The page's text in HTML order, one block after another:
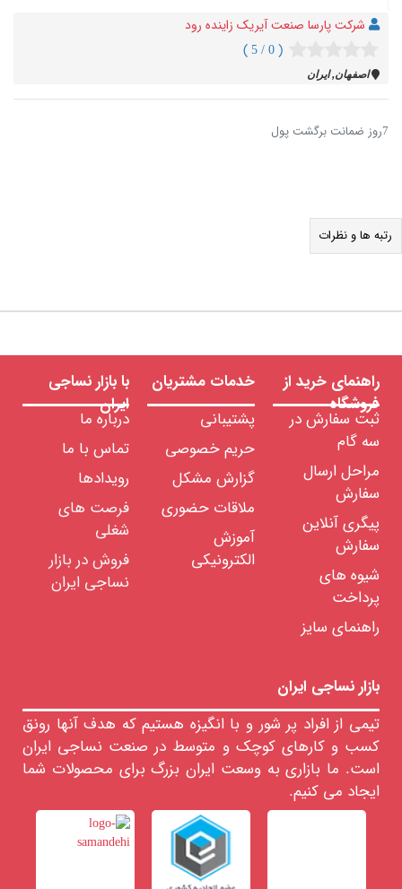
شرکت پارسا صنعت آیریک زاینده رود
( 0 / 5 )
اصفهان, ایران
7روز ضمانت برگشت پول
رتبه ها و نظرات
راهنمای خرید از
فروشگاه
ثبت سفارش در
سه گام
مراحل ارسال
سفارش
پیگری آنلاین
سفارش
شیوه های
پرداخت
راهنمای سایز
خدمات مشتریان
پشتیبانی
حریم خصوصی
گزارش مشکل
ملاقات حضوری
آموزش
الکترونیکی
با بازار نساجی
ایران
درباره ما
تماس با ما
رویدادها
فرصت های
شغلی
فروش در بازار
نساجی ایران
بازار نساجی ایران
تیمی از افراد پر شور و با انگیزه هستیم که هدف آنها رونق
کسب و کارهای کوچک و متوسط در صنعت نساجی ایران
است. ما بازاری به وسعت ایران بزرگ برای محصولات شما
ایجاد می کنیم.